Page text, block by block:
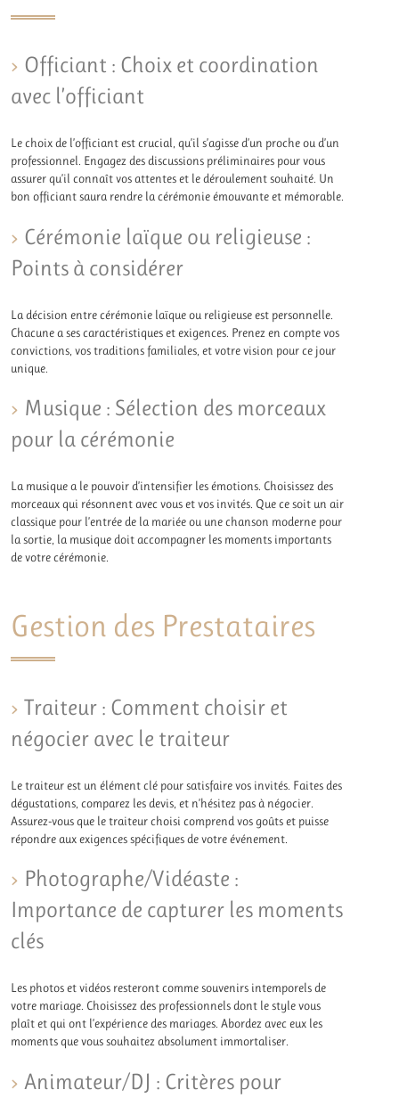
Officiant : Choix et coordination
avec l’officiant
Le choix de l’officiant est crucial, qu’il s’agisse d’un proche ou d’un
professionnel. Engagez des discussions préliminaires pour vous
assurer qu’il connaît vos attentes et le déroulement souhaité. Un
bon officiant saura rendre la cérémonie émouvante et mémorable.
Cérémonie laïque ou religieuse :
Points à considérer
La décision entre cérémonie laïque ou religieuse est personnelle.
Chacune a ses caractéristiques et exigences. Prenez en compte vos
convictions, vos traditions familiales, et votre vision pour ce jour
unique.
Musique : Sélection des morceaux
pour la cérémonie
La musique a le pouvoir d’intensifier les émotions. Choisissez des
morceaux qui résonnent avec vous et vos invités. Que ce soit un air
classique pour l’entrée de la mariée ou une chanson moderne pour
la sortie, la musique doit accompagner les moments importants
de votre cérémonie.
Gestion des Prestataires
Traiteur : Comment choisir et
négocier avec le traiteur
Le traiteur est un élément clé pour satisfaire vos invités. Faites des
dégustations, comparez les devis, et n’hésitez pas à négocier.
Assurez-vous que le traiteur choisi comprend vos goûts et puisse
répondre aux exigences spécifiques de votre événement.
Photographe/Vidéaste :
Importance de capturer les moments
clés
Les photos et vidéos resteront comme souvenirs intemporels de
votre mariage. Choisissez des professionnels dont le style vous
plaît et qui ont l’expérience des mariages. Abordez avec eux les
moments que vous souhaitez absolument immortaliser.
Animateur/DJ : Critères pour